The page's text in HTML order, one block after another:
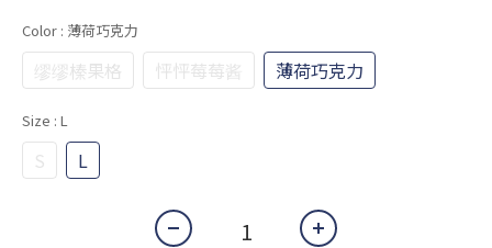
Color : 薄荷巧克力
缪缪榛果格 怦怦莓莓酱 薄荷巧克力
Size : L
S L